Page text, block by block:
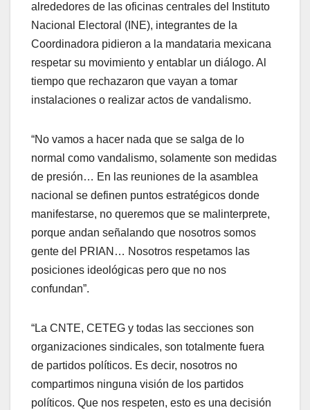
alrededores de las oficinas centrales del Instituto
Nacional Electoral (INE), integrantes de la
Coordinadora pidieron a la mandataria mexicana
respetar su movimiento y entablar un diálogo. Al
tiempo que rechazaron que vayan a tomar
instalaciones o realizar actos de vandalismo.
“No vamos a hacer nada que se salga de lo
normal como vandalismo, solamente son medidas
de presión… En las reuniones de la asamblea
nacional se definen puntos estratégicos donde
manifestarse, no queremos que se malinterprete,
porque andan señalando que nosotros somos
gente del PRIAN… Nosotros respetamos las
posiciones ideológicas pero que no nos
confundan”.
“La CNTE, CETEG y todas las secciones son
organizaciones sindicales, son totalmente fuera
de partidos políticos. Es decir, nosotros no
compartimos ninguna visión de los partidos
políticos. Que nos respeten, esto es una decisión